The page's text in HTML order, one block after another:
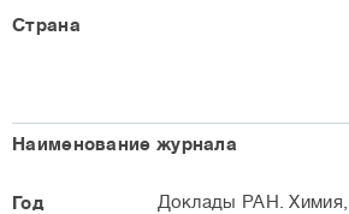
Доклады РАН. Химия,